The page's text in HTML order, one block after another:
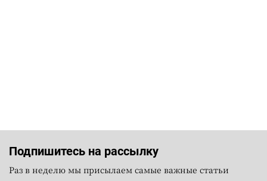
Подпишитесь на рассылку
Раз в неделю мы присылаем самые важные статьи